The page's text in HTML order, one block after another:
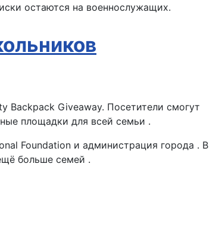
остаются на военнослужащих.
Backpack Giveaway. Посетители смогут
площадки для всей семьи .
Foundation и администрация города . В
больше семей .